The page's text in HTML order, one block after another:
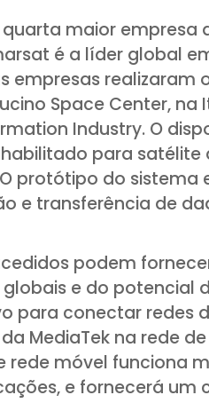
quarta maior
é a líder global
empresas
Space Center,
Industry. O
para satélite
protótipo do
e transferência de
podem
e do potencial
para conectar redes
MediaTek na rede
rede móvel funciona
e fornecerá um